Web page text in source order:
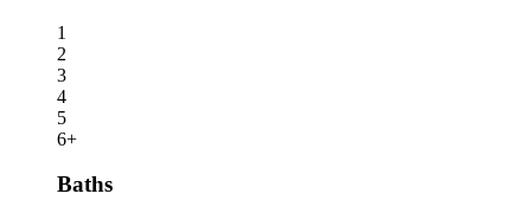
1
2
3
4
5
6+
Baths